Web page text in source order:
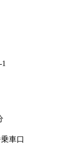
車口